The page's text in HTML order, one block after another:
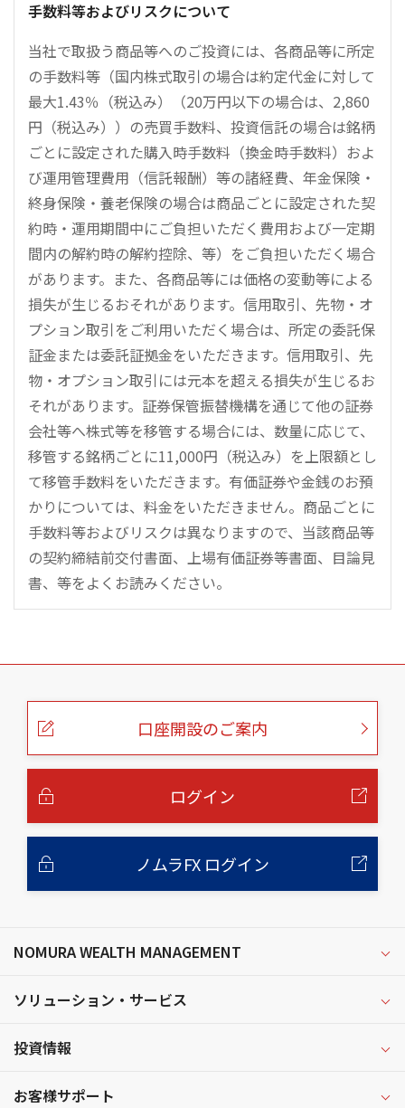
手数料等およびリスクについて
当社で取扱う商品等へのご投資には、各商品等に所定
の手数料等（国内株式取引の場合は約定代金に対して
最大1.43％（税込み）（20万円以下の場合は、2,860
円（税込み））の売買手数料、投資信託の場合は銘柄
ごとに設定された購入時手数料（換金時手数料）およ
び運用管理費用（信託報酬）等の諸経費、年金保険・
終身保険・養老保険の場合は商品ごとに設定された契
約時・運用期間中にご負担いただく費用および一定期
間内の解約時の解約控除、等）をご負担いただく場合
があります。また、各商品等には価格の変動等による
損失が生じるおそれがあります。信用取引、先物・オ
プション取引をご利用いただく場合は、所定の委託保
証金または委託証拠金をいただきます。信用取引、先
物・オプション取引には元本を超える損失が生じるお
それがあります。証券保管振替機構を通じて他の証券
会社等へ株式等を移管する場合には、数量に応じて、
移管する銘柄ごとに11,000円（税込み）を上限額とし
て移管手数料をいただきます。有価証券や金銭のお預
かりについては、料金をいただきません。商品ごとに
手数料等およびリスクは異なりますので、当該商品等
の契約締結前交付書面、上場有価証券等書面、目論見
書、等をよくお読みください。
こ
口座開設のご案内
ログイン
ノムラFX ログイン
NOMURA WEALTH MANAGEMENT
ソリューション・サービス
投資情報
お客様サポート